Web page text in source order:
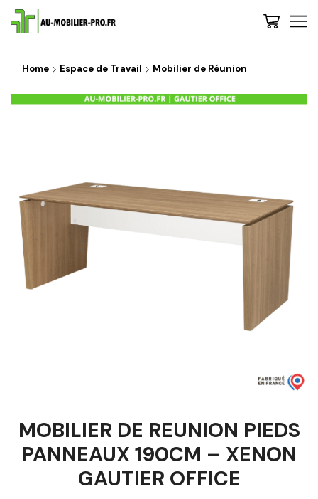
Home Espace de Travail Mobilier de Réunion
MOBILIER DE REUNION PIEDS
PANNEAUX 190CM – XENON
GAUTIER OFFICE